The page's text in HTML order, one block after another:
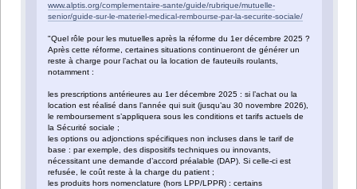
www.alptis.org/complementaire-sante/guide/rubrique/mutuelle-
senior/guide-sur-le-materiel-medical-rembourse-par-la-securite-sociale/
"Quel rôle pour les mutuelles après la réforme du 1er décembre 2025 ?
Après cette réforme, certaines situations continueront de générer un
reste à charge pour l’achat ou la location de fauteuils roulants,
notamment :
les prescriptions antérieures au 1er décembre 2025 : si l’achat ou la
location est réalisé dans l’année qui suit (jusqu’au 30 novembre 2026),
le remboursement s’appliquera sous les conditions et tarifs actuels de
la Sécurité sociale ;
les options ou adjonctions spécifiques non incluses dans le tarif de
base : par exemple, des dispositifs techniques ou innovants,
nécessitant une demande d’accord préalable (DAP). Si celle-ci est
refusée, le coût reste à la charge du patient ;
les produits hors nomenclature (hors LPP/LPPR) : certains